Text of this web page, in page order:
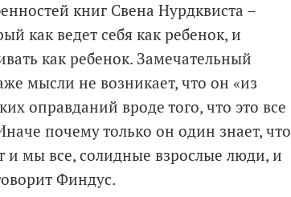
книг Свена Нурдквиста –
как ведет себя как ребенок, и
как ребенок. Замечательный
мысли не возникает, что он «из
оправданий вроде того, что это все
почему только он один знает, что
мы все, солидные взрослые люди, и
Финдус.